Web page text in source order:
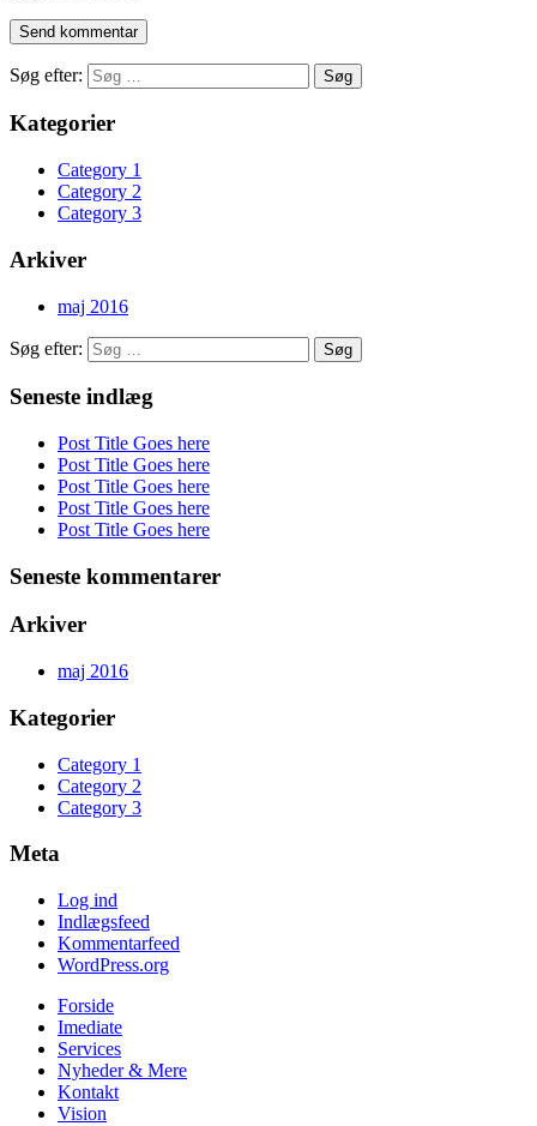
Søg efter:
Kategorier
Category 1
Category 2
Category 3
Arkiver
maj 2016
Søg efter:
Seneste indlæg
Post Title Goes here
Post Title Goes here
Post Title Goes here
Post Title Goes here
Post Title Goes here
Seneste kommentarer
Arkiver
maj 2016
Kategorier
Category 1
Category 2
Category 3
Meta
Log ind
Indlægsfeed
Kommentarfeed
WordPress.org
Forside
Imediate
Services
Nyheder & Mere
Kontakt
Vision